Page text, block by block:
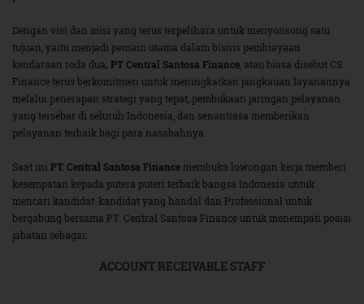
Dengan visi dan misi yang terus terpelihara untuk menyonsong satu
tujuan, yaitu menjadi pemain utama dalam bisnis pembiayaan
kendaraan roda dua, PT Central Santosa Finance , atau biasa disebut CS
Finance terus berkomitmen untuk meningkatkan jangkauan layanannya
melalui penerapan strategi yang tepat, pembukaan jaringan pelayanan
yang tersebar di seluruh Indonesia, dan senantiasa memberikan
pelayanan terbaik bagi para nasabahnya.
Saat ini PT. Central Santosa Financemembuka lowongan kerja memberi
kesempatan kepada putera puteri terbaik bangsa Indonesia untuk
mencari kandidat-kandidat yang handal dan Professional untuk
bergabung bersama PT. Central Santosa Finance untuk menempati posisi
jabatan sebagai:
ACCOUNT RECEIVABLE STAFF